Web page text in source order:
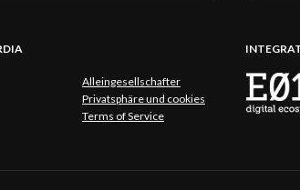
Alleingesellschafter
Privatsphäre und cookies
Terms of Service